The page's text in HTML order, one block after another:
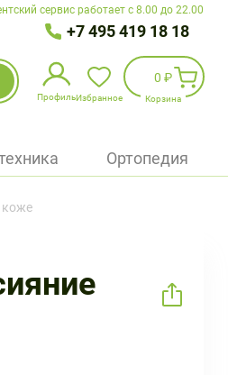
сервис работает с 8.00 до 22.00
+7 495 419 18 18
(приборы)
ПрофильИзбранное
0 ₽
Корзина
Ортопедия
коже